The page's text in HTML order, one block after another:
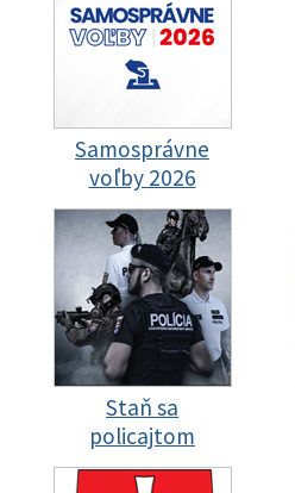
Samosprávne
voľby 2026
Staň sa
policajtom